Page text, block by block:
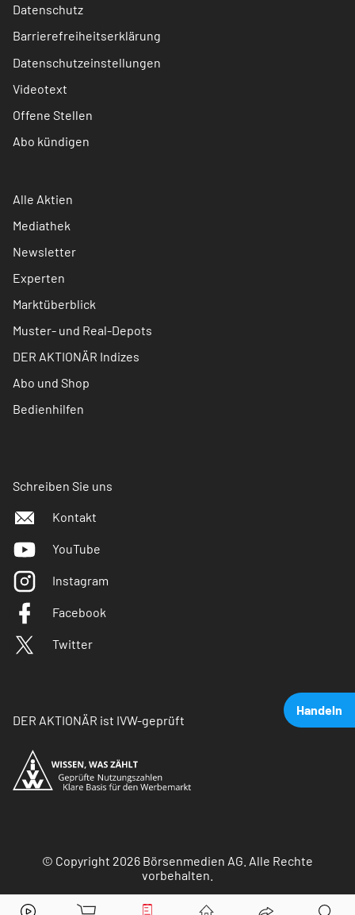
Handeln
Datenschutz
Barrierefreiheitserklärung
Datenschutzeinstellungen
Videotext
Offene Stellen
Abo kündigen
Alle Aktien
Mediathek
Newsletter
Experten
Marktüberblick
Muster- und Real-Depots
DER AKTIONÄR Indizes
Abo und Shop
Bedienhilfen
Schreiben Sie uns
Kontakt
YouTube
Instagram
Facebook
Twitter
DER AKTIONÄR ist IVW-geprüft
© Copyright 2026 Börsenmedien AG. Alle Rechte
vorbehalten.